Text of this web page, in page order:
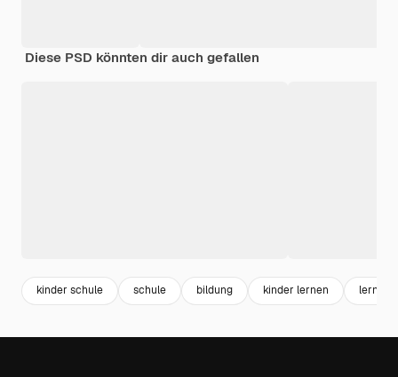
Diese PSD könnten dir auch gefallen
kinder schule schule bildung kinder lernen lernen